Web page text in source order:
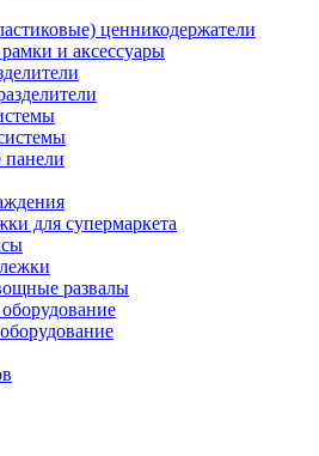
ценникодержатели
и аксессуары
для супермаркета
развалы